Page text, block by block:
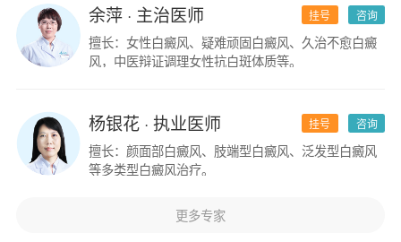
咨询
挂号
余萍· 主治医师
擅长：女性白癜风、疑难顽固白癜风、久治不愈白癜
风，中医辩证调理女性抗白斑体质等。
咨询
挂号
杨银花· 执业医师
擅长：颜面部白癜风、肢端型白癜风、泛发型白癜风
等多类型白癜风治疗。
更多专家